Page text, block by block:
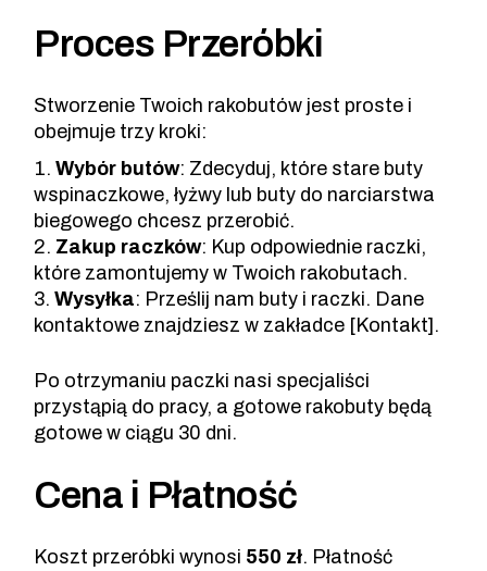
Proces Przeróbki
Stworzenie Twoich rakobutów jest proste i
obejmuje trzy kroki:
Wybór butów: Zdecyduj, które stare buty
wspinaczkowe, łyżwy lub buty do narciarstwa
biegowego chcesz przerobić.
Zakup raczków: Kup odpowiednie raczki,
które zamontujemy w Twoich rakobutach.
Wysyłka: Prześlij nam buty i raczki. Dane
kontaktowe znajdziesz w zakładce [Kontakt].
Po otrzymaniu paczki nasi specjaliści
przystąpią do pracy, a gotowe rakobuty będą
gotowe w ciągu 30 dni.
Cena i Płatność
Koszt przeróbki wynosi 550 zł. Płatność